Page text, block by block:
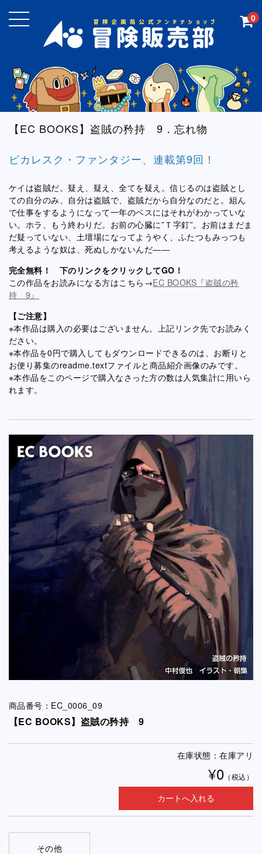
0
【EC BOOKS】盗賊の矜持 9．忘れ物
ピカレスク・ファンタジー、連載第9回！
ケイは盗賊だ。疑え、疑え、全てを疑え。信じるのは盗賊とし
ての自分のみ、自分は盗賊で、盗賊だから自分なのだと。組ん
で仕事をするようになって一年のベスにはそれがわかっていな
い。ホラ、もう終わりだ。お前の心臓に”Ｔ字釘”。お前はまだま
だ疑っていない、土壇場になってようやく、ふたつもみっつも
考えるような奴は、死ぬしかないんだ――
完全無料！ 下のリンクをクリックしてGO！
この作品をお読みになる方はこちら→EC BOOKS『盗賊の矜
持 9』
【ご注意】
※本作品は購入の必要はございません。上記リンク先でお読みく
ださい。
※本作品を0円で購入してもダウンロードできるのは、お断りと
お便り募集のreadme.textファイルと商品紹介画像のみです。
※本作品をこのページで購入なさった方の数は人気集計に用いら
れます。
商品番号：EC_0006_09
【EC BOOKS】盗賊の矜持 9
在庫状態：在庫アリ
¥0 （税込）
その他